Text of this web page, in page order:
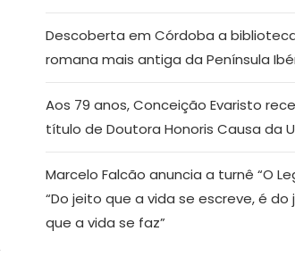
Descoberta em Córdoba a
romana mais antiga da Península
Aos 79 anos, Conceição Evaristo
título de Doutora Honoris Causa da
Marcelo Falcão anuncia a turnê “O
“Do jeito que a vida se escreve, é do
que a vida se faz”